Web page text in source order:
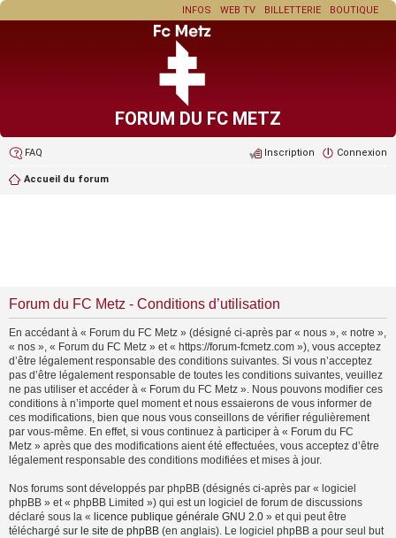
BOUTIQUE
BILLETTERIE
WEB TV
INFOS
FORUM DU FC METZ
FAQ Connexion
Inscription
Accueil du forum
Forum du FC Metz - Conditions d’utilisation
En accédant à « Forum du FC Metz » (désigné ci-après par « nous », « notre »,
« nos », « Forum du FC Metz » et « https://forum-fcmetz.com »), vous acceptez
d’être légalement responsable des conditions suivantes. Si vous n’acceptez
pas d’être légalement responsable de toutes les conditions suivantes, veuillez
ne pas utiliser et accéder à « Forum du FC Metz ». Nous pouvons modifier ces
conditions à n’importe quel moment et nous essaierons de vous informer de
ces modifications, bien que nous vous conseillons de vérifier régulièrement
par vous-même. En effet, si vous continuez à participer à « Forum du FC
Metz » après que des modifications aient été effectuées, vous acceptez d’être
légalement responsable des conditions modifiées et mises à jour.
Nos forums sont développés par phpBB (désignés ci-après par « logiciel
phpBB » et « phpBB Limited ») qui est un logiciel de forum de discussions
déclaré sous la « licence publique générale GNU 2.0 » et qui peut être
téléchargé sur le site de phpBB (en anglais). Le logiciel phpBB a pour seul but